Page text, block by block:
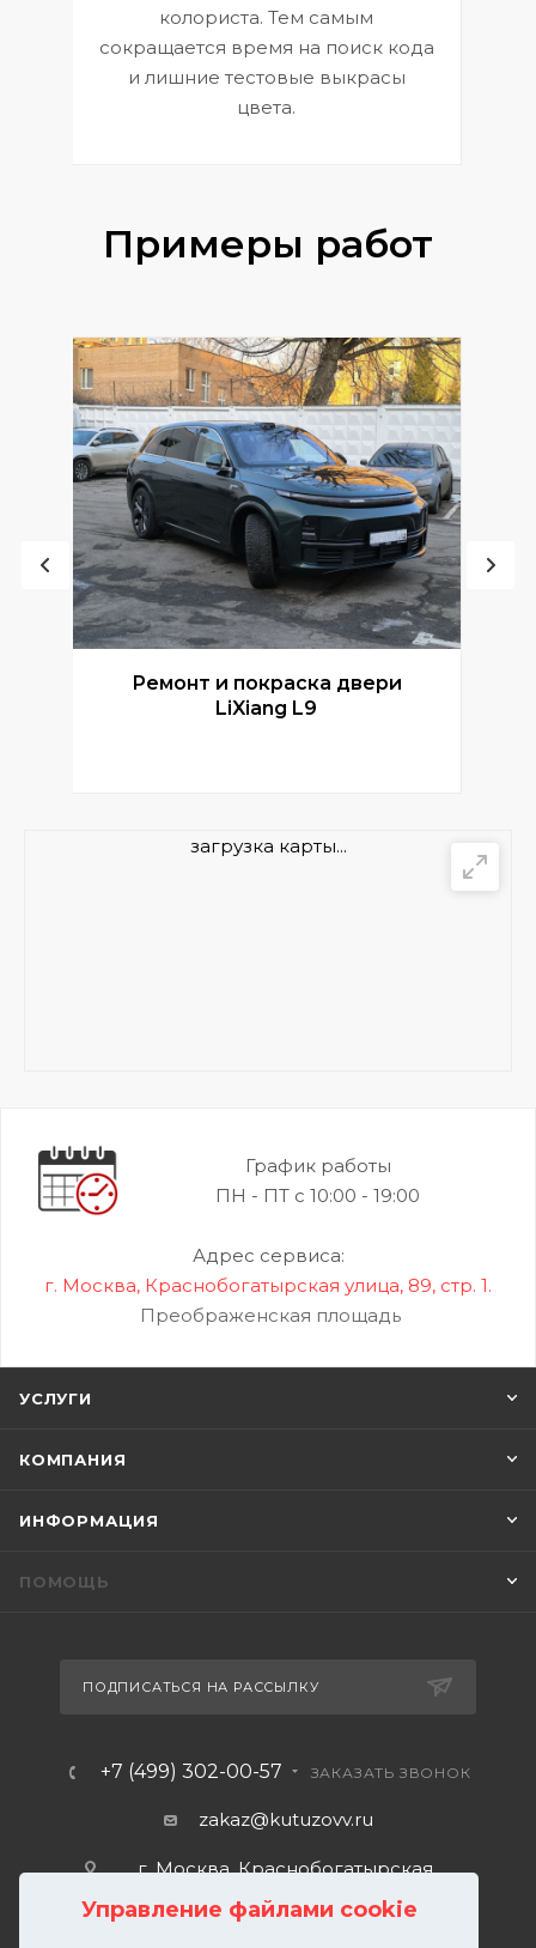
Управление файлами cookie
колориста. Тем самым
сокращается время на поиск кода
и лишние тестовые выкрасы
цвета.
Примеры работ
Ремонт и покраска двери
LiXiang L9
загрузка карты...
График работы
ПН - ПТ с 10:00 - 19:00
Адрес сервиса:
г. Москва, Краснобогатырская улица, 89, стр. 1.
Преображенская площадь
УСЛУГИ
КОМПАНИЯ
ИНФОРМАЦИЯ
ПОМОЩЬ
ПОДПИСАТЬСЯ НА РАССЫЛКУ
+7 (499) 302-00-57 ЗАКАЗАТЬ ЗВОНОК
zakaz@kutuzovv.ru
г. Москва, Краснобогатырская